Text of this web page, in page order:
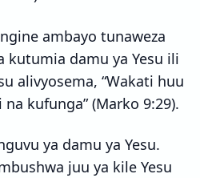
ambayo tunaweza
kutumia damu ya Yesu ili
alivyosema, “Wakati huu
kufunga” (Marko 9:29).
ya damu ya Yesu.
juu ya kile Yesu